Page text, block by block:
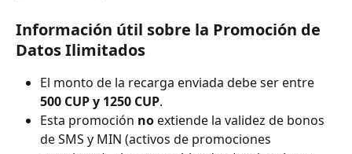
Información útil sobre la Promoción de
Datos Ilimitados
El monto de la recarga enviada debe ser entre
500 CUP y 1250 CUP.
Esta promoción no extiende la validez de bonos
de SMS y MIN (activos de promociones